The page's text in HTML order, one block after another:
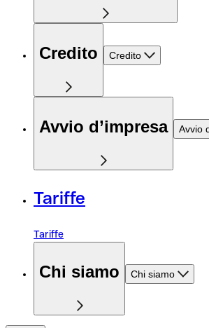
Credito Credito
Avvio d’impresa Avvio
Tariffe
Tariffe
Chi siamo Chi siamo